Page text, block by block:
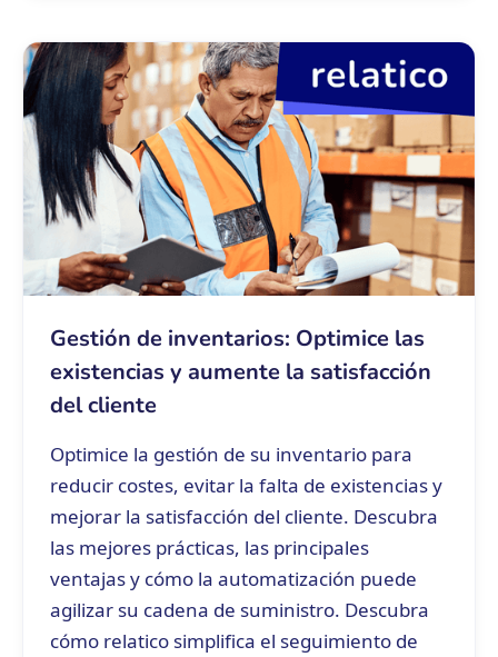
Gestión de inventarios: Optimice las
existencias y aumente la satisfacción
del cliente
Optimice la gestión de su inventario para
reducir costes, evitar la falta de existencias y
mejorar la satisfacción del cliente. Descubra
las mejores prácticas, las principales
ventajas y cómo la automatización puede
agilizar su cadena de suministro. Descubra
cómo relatico simplifica el seguimiento de